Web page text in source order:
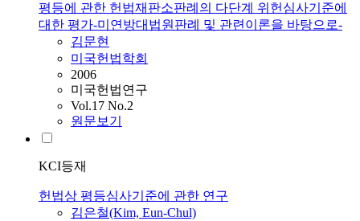
평등에 관한 헌법재판소판례의 다단계 위헌심사기준에
대한 평가-미연방대법원판례 및 관련이론을 바탕으로-
김문현
미국헌법학회
2006
미국헌법연구
Vol.17 No.2
원문보기
KCI등재
헌법상 평등심사기준에 관한 연구
김은철(Kim, Eun-Chul)